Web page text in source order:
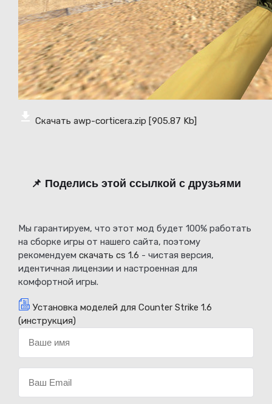
Скачать awp-corticera.zip [905.87 Kb]
📌 Поделись этой ссылкой с друзьями
Мы гарантируем, что этот мод будет 100% работать
на сборке игры от нашего сайта, поэтому
рекомендуем скачать cs 1.6 - чистая версия,
идентичная лицензии и настроенная для
комфортной игры.
Установка моделей для Counter Strike 1.6
(инструкция)